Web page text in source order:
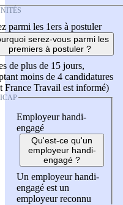
parmi les 1ers à postuler
serez-vous parmi les
premiers à postuler ?
de plus de 15 jours,
moins de 4 candidatures
France Travail est informé)
Employeur handi-
engagé
Qu'est-ce qu'un
employeur handi-
engagé ?
Un employeur handi-
engagé est un
employeur reconnu